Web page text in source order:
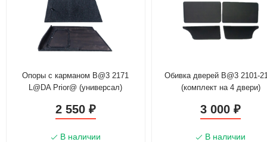
Опоры с карманом B@3 2171
L@DA Prior@ (универсал)
2 550 ₽
В наличии
Обивка дверей B@3 2101-
(комплект на 4 двери)
3 000₽
В наличии